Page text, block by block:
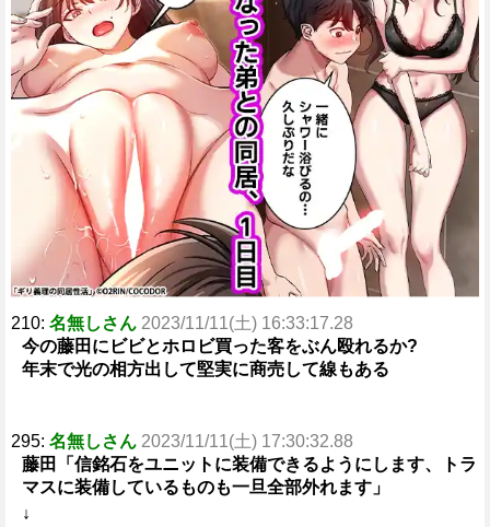
210: 名無しさん 2023/11/11(土) 16:33:17.28
今の藤田にビビとホロビ買った客をぶん殴れるか?
年末で光の相方出して堅実に商売して線もある
295: 名無しさん 2023/11/11(土) 17:30:32.88
藤田「信銘石をユニットに装備できるようにします、トラ
マスに装備しているものも一旦全部外れます」
↓